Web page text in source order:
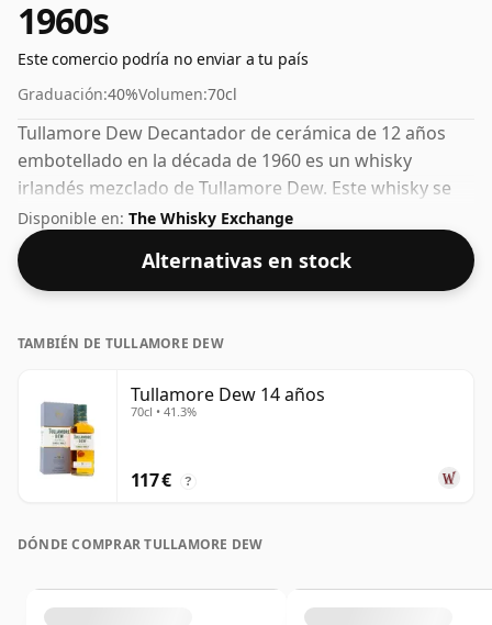
1960s
Este comercio podría no enviar a tu país
Graduación:40%Volumen:70cl
Tullamore Dew Decantador de cerámica de 12 años
embotellado en la década de 1960 es un whisky
irlandés mezclado de Tullamore Dew. Este whisky se
embotelló con la concentración estándar de 40% ABV y
viene en una botella de 70 cl.
Disponible en: The Whisky Exchange
Alternativas en stock
TAMBIÉN DE TULLAMORE DEW
Tullamore Dew 14 años
70cl • 41.3%
117 € ?
DÓNDE COMPRAR TULLAMORE DEW